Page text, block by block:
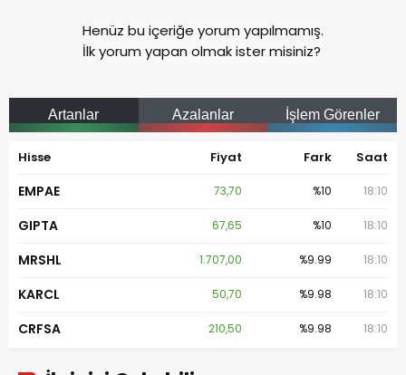
Henüz bu içeriğe yorum yapılmamış.
İlk yorum yapan olmak ister misiniz?
Artanlar Azalanlar İşlem Görenler
Hisse Fiyat Fark Saat
EMPAE 73,70 %10 18:10
GIPTA 67,65 %10 18:10
MRSHL 1.707,00 %9.99 18:10
KARCL 50,70 %9.98 18:10
CRFSA 210,50 %9.98 18:10